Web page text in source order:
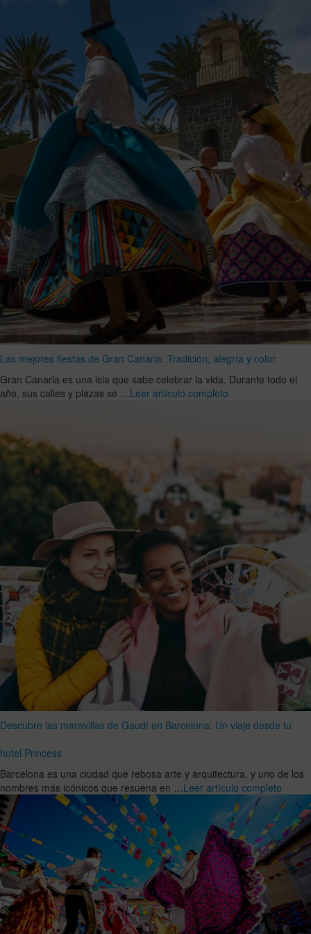
Las mejores fiestas de Gran Canaria: Tradición, alegría y color
Gran Canaria es una isla que sabe celebrar la vida. Durante todo el
año, sus calles y plazas se …Leer artículo completo
Descubre las maravillas de Gaudí en Barcelona: Un viaje desde tu
hotel Princess
Barcelona es una ciudad que rebosa arte y arquitectura, y uno de los
nombres más icónicos que resuena en …Leer artículo completo